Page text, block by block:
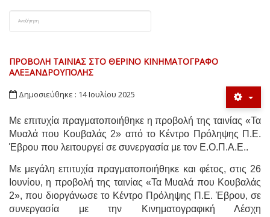
ΠΡΟΒΟΛΗ ΤΑΙΝΙΑΣ ΣΤΟ ΘΕΡΙΝΟ ΚΙΝΗΜΑΤΟΓΡΑΦΟ
ΑΛΕΞΑΝΔΡΟΥΠΟΛΗΣ
Δημοσιεύθηκε : 14 Ιουλίου 2025
Με επιτυχία πραγματοποιήθηκε η προβολή της ταινίας «Τα
Μυαλά που Κουβαλάς 2» από το Κέντρο Πρόληψης Π.Ε.
Έβρου που λειτουργεί σε συνεργασία με τον Ε.Ο.Π.Α.Ε..
Με μεγάλη επιτυχία πραγματοποιήθηκε και φέτος, στις 26
Ιουνίου, η προβολή της ταινίας «Τα Μυαλά που Κουβαλάς
2», που διοργάνωσε το Κέντρο Πρόληψης Π.Ε. Έβρου, σε
συνεργασία με την Κινηματογραφική Λέσχη